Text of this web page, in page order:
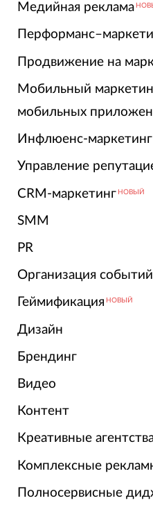
Медийная реклама
Продвижение на
Мобильный
мобильных
Инфлюенс-маркетинг
Управление
CRM-маркетинг НОВЫЙ
SMM
PR
Организация событий
Геймификация НОВЫЙ
Дизайн
Брендинг
Видео
Контент
Креативные
Комплексные
Полносервисные